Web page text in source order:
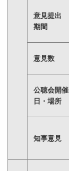
意見提出
期間
意見数
公聴会開催
日・場所
知事意見